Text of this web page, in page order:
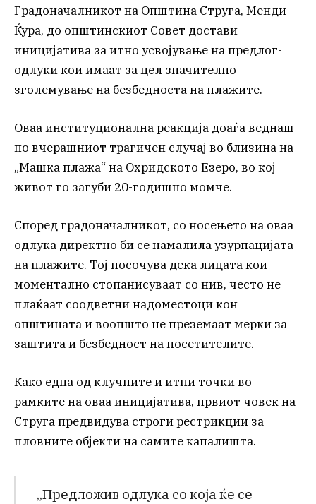
Градоначалникот на Општина Струга, Менди
Ќура, до општинскиот Совет достави
иницијатива за итно усвојување на предлог-
одлуки кои имаат за цел значително
зголемување на безбедноста на плажите.
Оваа институционална реакција доаѓа веднаш
по вчерашниот трагичен случај во близина на
„Машка плажа“ на Охридското Езеро, во кој
живот го загуби 20-годишно момче.
Според градоначалникот, со носењето на оваа
одлука директно би се намалила узурпацијата
на плажите. Тој посочува дека лицата кои
моментално стопанисуваат со нив, често не
плаќаат соодветни надоместоци кон
општината и воопшто не преземаат мерки за
заштита и безбедност на посетителите.
Како една од клучните и итни точки во
рамките на оваа иницијатива, првиот човек на
Струга предвидува строги рестрикции за
пловните објекти на самите капалишта.
„Предложив одлука со која ќе се